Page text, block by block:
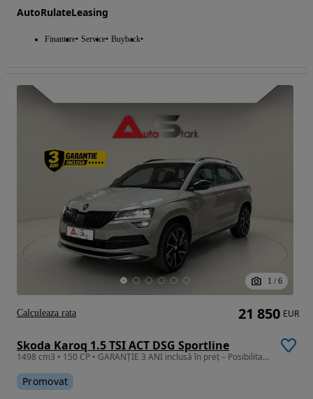
AutoRulateLeasing
Finantare Service Buyback
1 / 6
Skoda Karoq 1.5 TSI ACT DSG Sportline
1498 cm3 • 150 CP • GARANȚIE 3 ANI inclusă în preț – Posibilitate CREDIT/LEASING
Promovat
21 850 EUR
Calculeaza rata